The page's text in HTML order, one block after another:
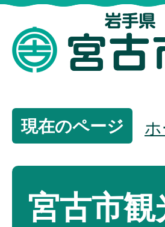
現在のページ
宮古市